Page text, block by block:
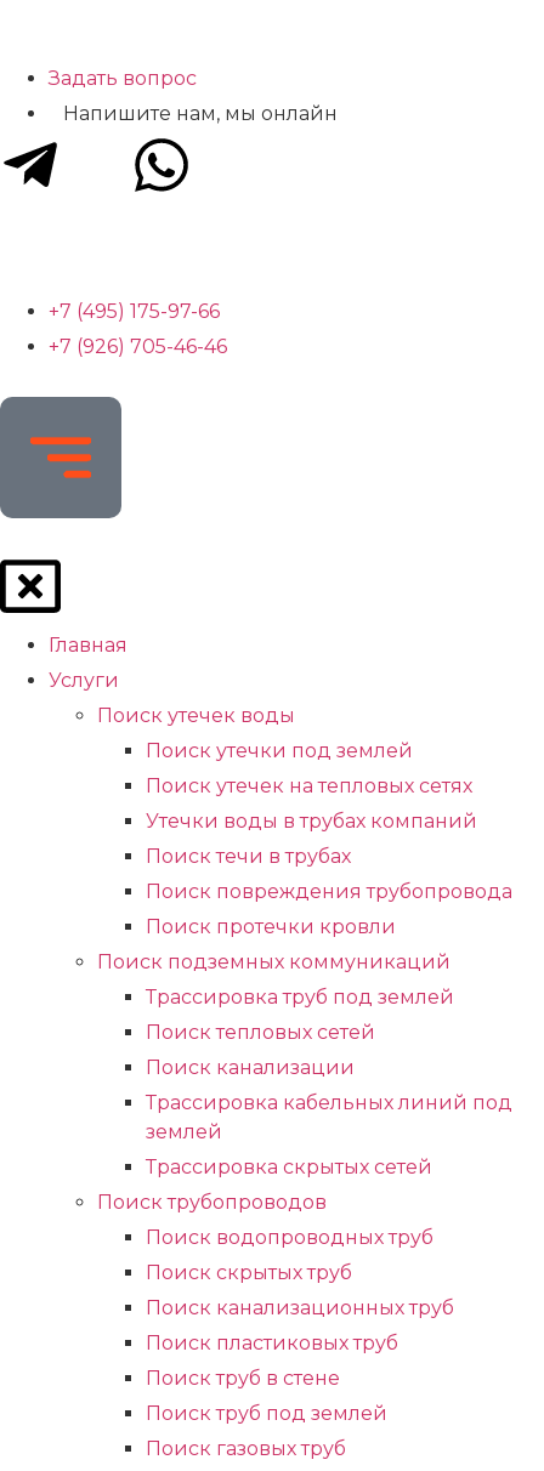
Задать вопрос
Напишите нам, мы онлайн
+7 (495) 175-97-66
+7 (926) 705-46-46
Главная
Услуги
Поиск утечек воды
Поиск утечки под землей
Поиск утечек на тепловых сетях
Утечки воды в трубах компаний
Поиск течи в трубах
Поиск повреждения трубопровода
Поиск протечки кровли
Поиск подземных коммуникаций
Трассировка труб под землей
Поиск тепловых сетей
Поиск канализации
Трассировка кабельных линий под
землей
Трассировка скрытых сетей
Поиск трубопроводов
Поиск водопроводных труб
Поиск скрытых труб
Поиск канализационных труб
Поиск пластиковых труб
Поиск труб в стене
Поиск труб под землей
Поиск газовых труб